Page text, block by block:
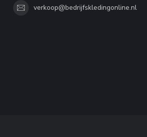
verkoop@bedrijfskledingonline.nl